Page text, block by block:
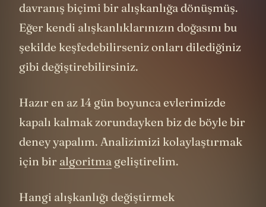
davranış biçimi bir alışkanlığa dönüşmüş.
Eğer kendi alışkanlıklarınızın doğasını bu
şekilde keşfedebilirseniz onları dilediğiniz
gibi değiştirebilirsiniz.
Hazır en az 14 gün boyunca evlerimizde
kapalı kalmak zorundayken biz de böyle bir
deney yapalım. Analizimizi kolaylaştırmak
için bir algoritma geliştirelim.
Hangi alışkanlığı değiştirmek